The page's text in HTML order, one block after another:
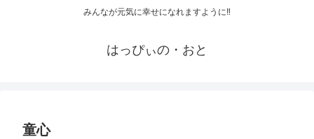
みんなが元気に幸せになれますように‼
はっぴぃの・おと
童心